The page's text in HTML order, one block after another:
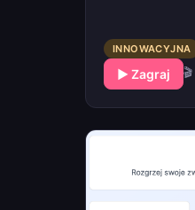
INNOWACYJNA
▶ Zagraj